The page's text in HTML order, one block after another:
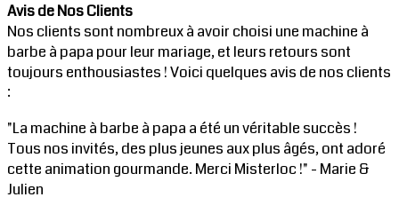
Avis de Nos Clients
Nos clients sont nombreux à avoir choisi une machine à
barbe à papa pour leur mariage, et leurs retours sont
toujours enthousiastes ! Voici quelques avis de nos clients
:
"La machine à barbe à papa a été un véritable succès !
Tous nos invités, des plus jeunes aux plus âgés, ont adoré
cette animation gourmande. Merci Misterloc !" - Marie &
Julien